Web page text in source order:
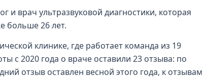
и врач ультразвуковой диагностики, которая
больше 26 лет.
клинике, где работает команда из 19
с 2020 года о враче оставили 23 отзыва: по
отзыв оставлен весной этого года, к отзывам